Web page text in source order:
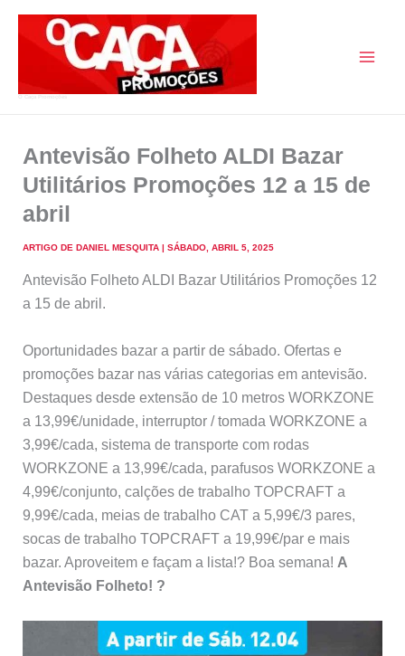
Antevisão Folheto ALDI Bazar
Utilitários Promoções 12 a 15 de
abril
ARTIGO DE DANIEL MESQUITA | SÁBADO, ABRIL 5, 2025
Antevisão Folheto ALDI Bazar Utilitários Promoções 12
a 15 de abril.
Oportunidades bazar a partir de sábado. Ofertas e
promoções bazar nas várias categorias em antevisão.
Destaques desde extensão de 10 metros WORKZONE
a 13,99€/unidade, interruptor / tomada WORKZONE a
3,99€/cada, sistema de transporte com rodas
WORKZONE a 13,99€/cada, parafusos WORKZONE a
4,99€/conjunto, calções de trabalho TOPCRAFT a
9,99€/cada, meias de trabalho CAT a 5,99€/3 pares,
socas de trabalho TOPCRAFT a 19,99€/par e mais
bazar. Aproveitem e façam a lista!? Boa semana! A
Antevisão Folheto! ?